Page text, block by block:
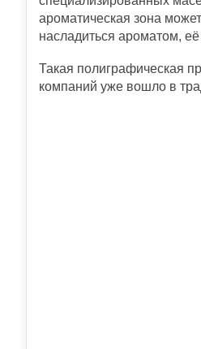
ароматическая зона
насладиться ароматом,
Такая полиграфическая
компаний уже вошло в